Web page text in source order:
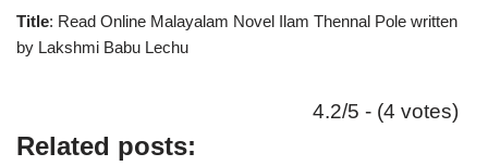
Title: Read Online Malayalam Novel Ilam Thennal Pole written
by Lakshmi Babu Lechu
4.2/5 - (4 votes)
Related posts: